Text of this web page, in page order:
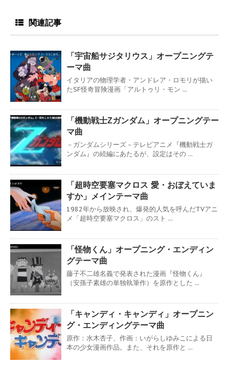
関連記事
「宇宙船サジタリウス」オープニングテ
ーマ曲
イタリアの物理学者・アンドレア・ロモリが描い
たSF怪奇冒険漫画「アルトゥリ・モン ...
「機動戦士Ζガンダム」オープニングテー
マ曲
－ガンダムシリーズ－テレビアニメ『機動戦士ガ
ンダム』の続編にあたるが、設定はその ...
「超時空要塞マクロス 愛・おぼえていま
すか」メインテーマ曲
1982年から放映され、爆発的人気を呼んだTVアニ
メ「超時空要塞マクロス」のスト ...
「怪物くん」オープニング・エンディン
グテーマ曲
藤子不二雄名義で発表された漫画『怪物くん』
（安孫子素雄の単独執筆作）を原作とした ...
「キャンディ・キャンディ」オープニン
グ・エンディングテーマ曲
原作：水木杏子、作画：いがらしゆみこによる日
本の少女漫画作品。また、それを原作と ...